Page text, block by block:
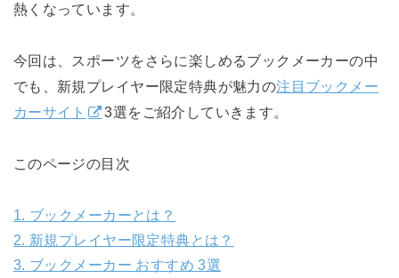
熱くなっています。
今回は、スポーツをさらに楽しめるブックメーカーの中
でも、新規プレイヤー限定特典が魅力の注目ブックメー
カーサイト
3選をご紹介していきます。
このページの目次
1. ブックメーカーとは？
2. 新規プレイヤー限定特典とは？
3. ブックメーカー おすすめ 3選